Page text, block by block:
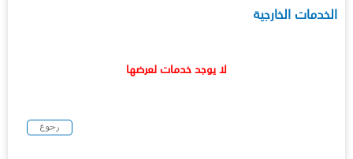
الخدمات الخارجية
لا يوجد خدمات لعرضها